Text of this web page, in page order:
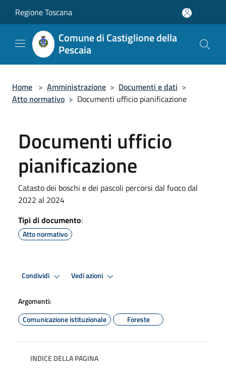
Regione Toscana
Comune di Castiglione della
Pescaia
Home > Amministrazione > Documenti e dati >
Atto normativo > Documenti ufficio pianificazione
Documenti ufficio
pianificazione
Catasto dei boschi e dei pascoli percorsi dal fuoco dal
2022 al 2024
Tipi di documento:
Atto normativo
Condividi Vedi azioni
Argomenti:
Comunicazione istituzionale
Foreste
INDICE DELLA PAGINA